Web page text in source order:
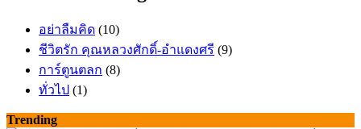
อย่าลืมคิด (10)
ชีวิตรัก คุณหลวงศักดิ์-อำแดงศรี (9)
การ์ตูนตลก (8)
ทั่วไป (1)
Trending